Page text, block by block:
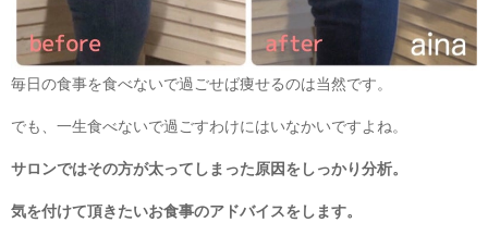
毎日の食事を食べないで過ごせば痩せるのは当然です。
でも、一生食べないで過ごすわけにはいなかいですよね。
サロンではその方が太ってしまった原因をしっかり分析。
気を付けて頂きたいお食事のアドバイスをします。